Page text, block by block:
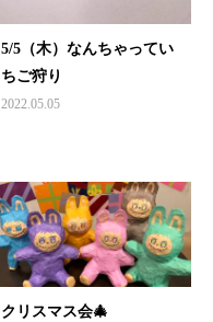
5/5（木）なんちゃってい
ちご狩り
2022.05.05
クリスマス会🎄